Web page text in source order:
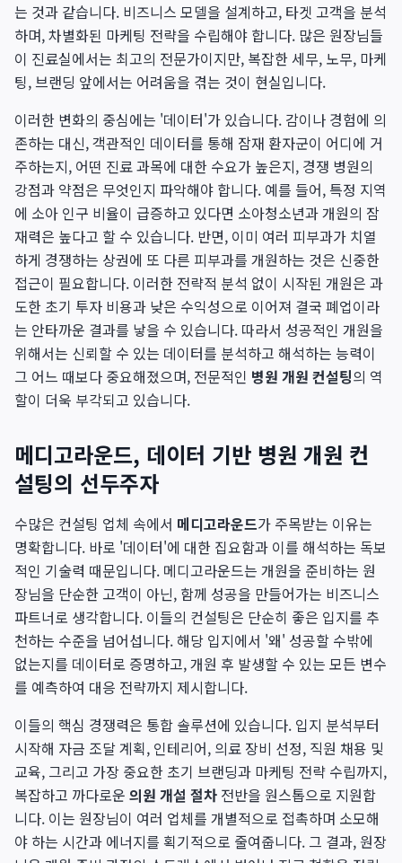
는 것과 같습니다. 비즈니스 모델을 설계하고, 타겟 고객을 분석
하며, 차별화된 마케팅 전략을 수립해야 합니다. 많은 원장님들
이 진료실에서는 최고의 전문가이지만, 복잡한 세무, 노무, 마케
팅, 브랜딩 앞에서는 어려움을 겪는 것이 현실입니다.
이러한 변화의 중심에는 '데이터'가 있습니다. 감이나 경험에 의
존하는 대신, 객관적인 데이터를 통해 잠재 환자군이 어디에 거
주하는지, 어떤 진료 과목에 대한 수요가 높은지, 경쟁 병원의
강점과 약점은 무엇인지 파악해야 합니다. 예를 들어, 특정 지역
에 소아 인구 비율이 급증하고 있다면 소아청소년과 개원의 잠
재력은 높다고 할 수 있습니다. 반면, 이미 여러 피부과가 치열
하게 경쟁하는 상권에 또 다른 피부과를 개원하는 것은 신중한
접근이 필요합니다. 이러한 전략적 분석 없이 시작된 개원은 과
도한 초기 투자 비용과 낮은 수익성으로 이어져 결국 폐업이라
는 안타까운 결과를 낳을 수 있습니다. 따라서 성공적인 개원을
위해서는 신뢰할 수 있는 데이터를 분석하고 해석하는 능력이
그 어느 때보다 중요해졌으며, 전문적인 병원 개원 컨설팅의 역
할이 더욱 부각되고 있습니다.
메디고라운드, 데이터 기반 병원 개원 컨
설팅의 선두주자
수많은 컨설팅 업체 속에서 메디고라운드가 주목받는 이유는
명확합니다. 바로 '데이터'에 대한 집요함과 이를 해석하는 독보
적인 기술력 때문입니다. 메디고라운드는 개원을 준비하는 원
장님을 단순한 고객이 아닌, 함께 성공을 만들어가는 비즈니스
파트너로 생각합니다. 이들의 컨설팅은 단순히 좋은 입지를 추
천하는 수준을 넘어섭니다. 해당 입지에서 '왜' 성공할 수밖에
없는지를 데이터로 증명하고, 개원 후 발생할 수 있는 모든 변수
를 예측하여 대응 전략까지 제시합니다.
이들의 핵심 경쟁력은 통합 솔루션에 있습니다. 입지 분석부터
시작해 자금 조달 계획, 인테리어, 의료 장비 선정, 직원 채용 및
교육, 그리고 가장 중요한 초기 브랜딩과 마케팅 전략 수립까지,
복잡하고 까다로운 의원 개설 절차 전반을 원스톱으로 지원합
니다. 이는 원장님이 여러 업체를 개별적으로 접촉하며 소모해
야 하는 시간과 에너지를 획기적으로 줄여줍니다. 그 결과, 원장